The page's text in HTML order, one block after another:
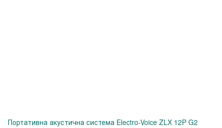
Портативна акустична система Electro-Voice ZLX 12P G2